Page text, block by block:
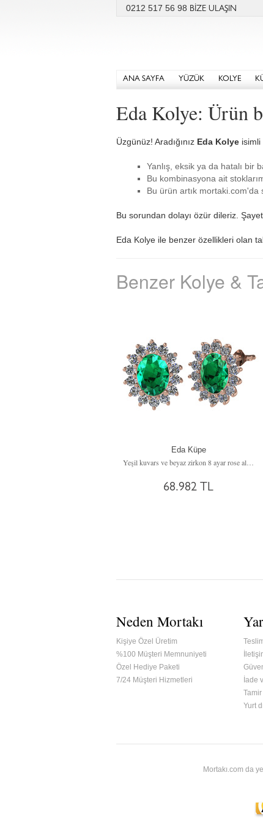
0212 517 56 98 BİZE ULAŞIN
ANA SAYFA YÜZÜK KOLYE
Eda Kolye: Ürün
Üzgünüz! Aradığınız Eda Kolye isimli
Yanlış, eksik ya da hatalı bir
Bu kombinasyona ait
Bu ürün artık mortaki.com'da
Bu sorundan dolayı özür dileriz.
Eda Kolye ile benzer özellikleri olan
Benzer Kolye &
Eda Küpe
68.982 TL
Neden Mortakı
Kişiye Özel Üretim
%100 Müşteri Memnuniyeti
Özel Hediye Paketi
7/24 Müşteri Hizmetleri
İade
Yurt
Mortakı.com da